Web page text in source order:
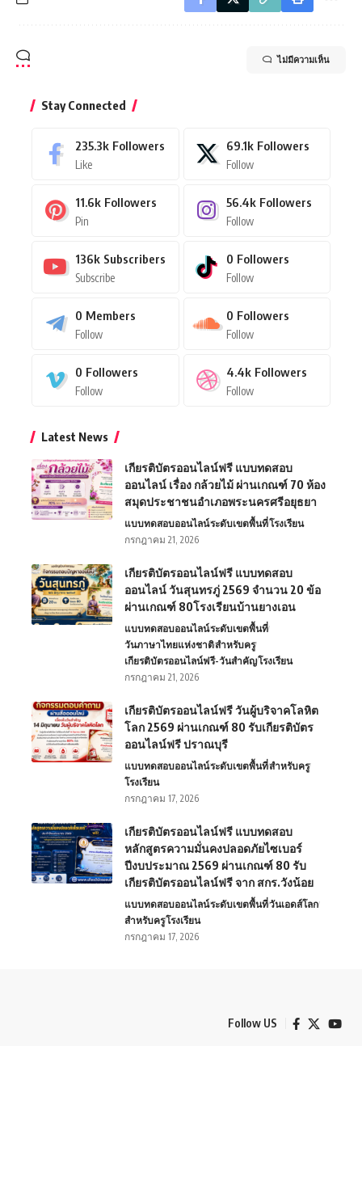
ไม่มีความเห็น
Stay Connected
235.3k Followers
Like
69.1k Followers
Follow
11.6k Followers
Pin
56.4k Followers
Follow
136k Subscribers
Subscribe
0 Followers
Follow
0 Members
Follow
0 Followers
Follow
0 Followers
Follow
4.4k Followers
Follow
Latest News
เกียรติบัตรออนไลน์ฟรี แบบทดสอบ
ออนไลน์ เรื่อง กล้วยไม้ ผ่านเกณฑ์ 70 ห้อง
สมุดประชาชนอำเภอพระนครศรีอยุธยา
แบบทดสอบออนไลน์ระดับเขตพื้นที่โรงเรียน
กรกฎาคม 21, 2026
เกียรติบัตรออนไลน์ฟรี แบบทดสอบ
ออนไลน์ วันสุนทรภู่ 2569 จำนวน 20 ข้อ
ผ่านเกณฑ์ 80โรงเรียนบ้านยางเอน
แบบทดสอบออนไลน์ระดับเขตพื้นที่
วันภาษาไทยแห่งชาติสำหรับครู
เกียรติบัตรออนไลน์ฟรี-วันสำคัญโรงเรียน
กรกฎาคม 21, 2026
เกียรติบัตรออนไลน์ฟรี วันผู้บริจาคโลหิต
โลก 2569 ผ่านเกณฑ์ 80 รับเกียรติบัตร
ออนไลน์ฟรี ปราณบุรี
แบบทดสอบออนไลน์ระดับเขตพื้นที่สำหรับครู
โรงเรียน
กรกฎาคม 17, 2026
เกียรติบัตรออนไลน์ฟรี แบบทดสอบ
หลักสูตรความมั่นคงปลอดภัยไซเบอร์
ปีงบประมาณ 2569 ผ่านเกณฑ์ 80 รับ
เกียรติบัตรออนไลน์ฟรี จาก สกร.วังน้อย
แบบทดสอบออนไลน์ระดับเขตพื้นที่วันเอดส์โลก
สำหรับครูโรงเรียน
กรกฎาคม 17, 2026
Follow US